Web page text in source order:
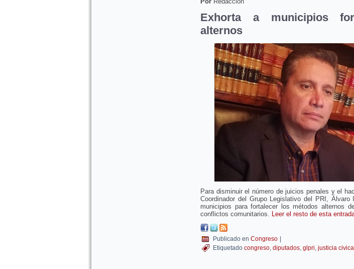
Exhorta a municipios
alternos
Para disminuir el número de juicios penales y el
Coordinador del Grupo Legislativo del PRI,
municipios para fortalecer los métodos alternos
conflictos comunitarios. Leer el resto de esta
Publicado en Congreso
Etiquetado congreso, diputados, glpri, justicia civica